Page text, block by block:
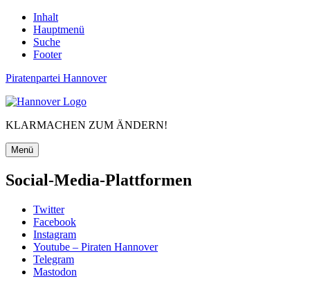
Inhalt
Hauptmenü
Suche
Footer
Piratenpartei Hannover
KLARMACHEN ZUM ÄNDERN!
Menü
Social-Media-Plattformen
Twitter
Facebook
Instagram
Youtube – Piraten Hannover
Telegram
Mastodon